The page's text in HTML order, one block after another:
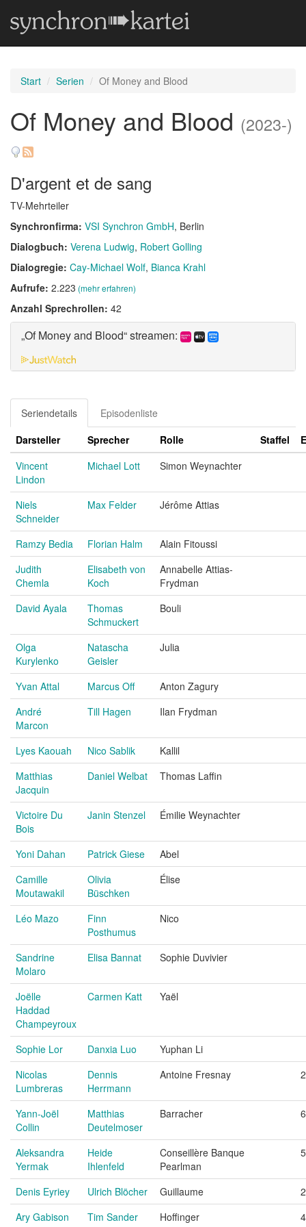
Start Serien Of Money and Blood
Of Money and Blood (2023-)
D'argent et de sang
TV-Mehrteiler
Synchronfirma: VSI Synchron GmbH, Berlin
Dialogbuch: Verena Ludwig Robert Golling
Dialogregie: Cay-Michael Wolf Bianca Krahl
Aufrufe: 2.223 (mehr erfahren)
Anzahl Sprechrollen: 42
„Of Money and Blood“ streamen:
Seriendetails
Episodenliste
Darsteller
Sprecher Rolle Staffel
Vincent
Lindon
Michael Lott Simon Weynachter
Niels
Schneider
Max Felder Jérôme Attias
Ramzy Bedia Florian Halm
Alain Fitoussi
Judith
Chemla
Elisabeth von
Koch
Annabelle Attias-
Frydman
David Ayala
Thomas
Schmuckert
Bouli
Olga
Kurylenko
Natascha
Geisler
Julia
Yvan Attal Marcus Off
Anton Zagury
André
Marcon
Till Hagen Ilan Frydman
Lyes Kaouah Nico Sablik
Kallil
Matthias
Jacquin
Daniel Welbat Thomas Laffin
Victoire Du
Bois
Janin Stenzel Émilie Weynachter
Yoni Dahan Patrick Giese
Abel
Camille
Moutawakil
Olivia
Büschken
Élise
Léo Mazo
Finn
Posthumus
Nico
Sandrine
Molaro
Elisa Bannat Sophie Duvivier
Joëlle
Haddad
Champeyroux
Carmen Katt Yaël
Sophie Lor Danxia Luo
Yuphan Li
Nicolas
Lumbreras
Dennis
Herrmann
Antoine Fresnay 2
Yann-Joël
Collin
Matthias
Deutelmoser
Barracher 6
Aleksandra
Yermak
Heide
Ihlenfeld
Conseillère Banque
Pearlman
5
Denis Eyriey Ulrich Blöcher Guillaume
Ary Gabison
Tim Sander Hoffinger